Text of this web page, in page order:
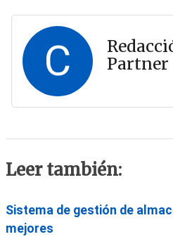
C
Partner
Leer también:
Sistema de gestión de
mejores